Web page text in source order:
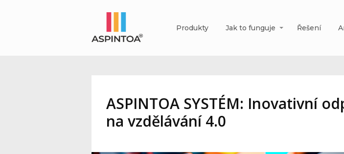
Produkty Jak to funguje Řešení
ASPINTOA SYSTÉM: Inovativní
na vzdělávání 4.0